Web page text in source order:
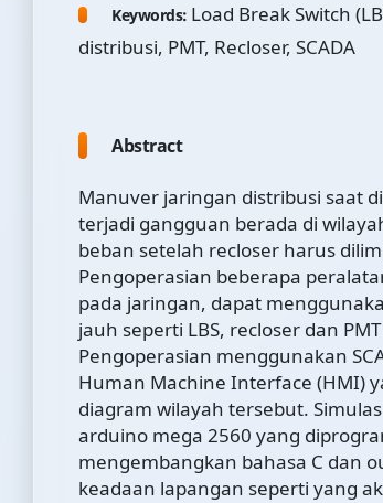
Keywords: Load Break Switch
distribusi, PMT, Recloser, SCADA
Abstract
Manuver jaringan distribusi saat
terjadi gangguan berada di
beban setelah recloser harus
Pengoperasian beberapa
pada jaringan, dapat
jauh seperti LBS, recloser dan
Pengoperasian menggunakan
Human Machine Interface (HMI)
diagram wilayah tersebut.
arduino mega 2560 yang
mengembangkan bahasa C dan
keadaan lapangan seperti yang